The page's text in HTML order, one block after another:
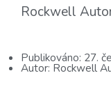
Rockwell
Publikováno: 27.
Autor: Rockwell